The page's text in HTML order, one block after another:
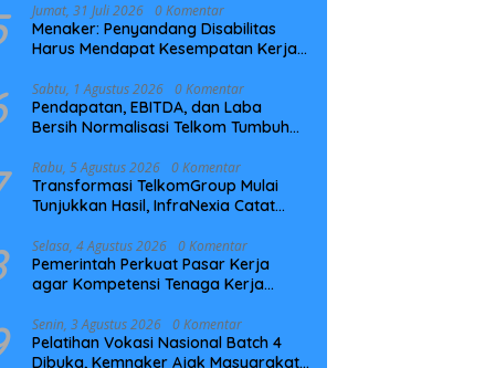
Jumat, 31 Juli 2026 0 Komentar
Menaker: Penyandang Disabilitas
Harus Mendapat Kesempatan Kerja
Sabtu, 1 Agustus 2026 0 Komentar
Pendapatan, EBITDA, dan Laba
Bersih Normalisasi Telkom Tumbuh
Rabu, 5 Agustus 2026 0 Komentar
Transformasi TelkomGroup Mulai
Tunjukkan Hasil, InfraNexia Catat
Digital Nasional
Selasa, 4 Agustus 2026 0 Komentar
Pemerintah Perkuat Pasar Kerja
agar Kompetensi Tenaga Kerja
Senin, 3 Agustus 2026 0 Komentar
Pelatihan Vokasi Nasional Batch 4
Dibuka, Kemnaker Ajak Masyarakat